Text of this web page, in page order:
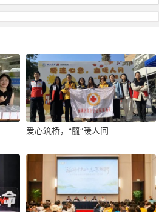
爱心筑桥，“髓”暖人间